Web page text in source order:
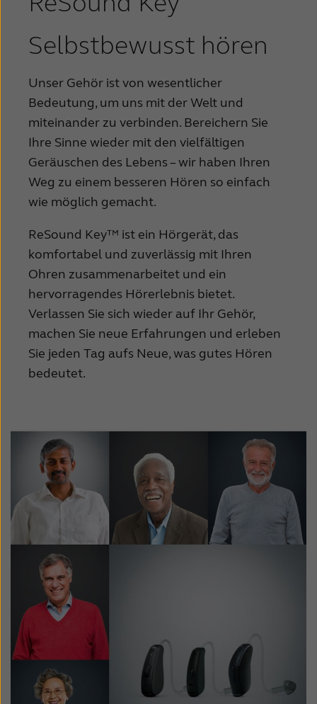
عربي 日本
Selbstbewusst hören
Unser Gehör ist von wesentlicher
Bedeutung, um uns mit der Welt und
miteinander zu verbinden. Bereichern Sie
Ihre Sinne wieder mit den vielfältigen
Geräuschen des Lebens – wir haben Ihren
Weg zu einem besseren Hören so einfach
wie möglich gemacht.
ReSound Key™ ist ein Hörgerät, das
komfortabel und zuverlässig mit Ihren
Ohren zusammenarbeitet und ein
hervorragendes Hörerlebnis bietet.
Verlassen Sie sich wieder auf Ihr Gehör,
machen Sie neue Erfahrungen und erleben
Sie jeden Tag aufs Neue, was gutes Hören
bedeutet.